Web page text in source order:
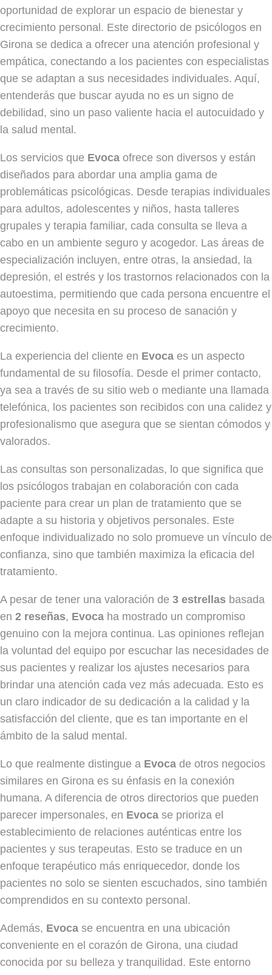
oportunidad de explorar un espacio de bienestar y
crecimiento personal. Este directorio de psicólogos en
Girona se dedica a ofrecer una atención profesional y
empática, conectando a los pacientes con especialistas
que se adaptan a sus necesidades individuales. Aquí,
entenderás que buscar ayuda no es un signo de
debilidad, sino un paso valiente hacia el autocuidado y
la salud mental.
Los servicios que Evoca ofrece son diversos y están
diseñados para abordar una amplia gama de
problemáticas psicológicas. Desde terapias individuales
para adultos, adolescentes y niños, hasta talleres
grupales y terapia familiar, cada consulta se lleva a
cabo en un ambiente seguro y acogedor. Las áreas de
especialización incluyen, entre otras, la ansiedad, la
depresión, el estrés y los trastornos relacionados con la
autoestima, permitiendo que cada persona encuentre el
apoyo que necesita en su proceso de sanación y
crecimiento.
La experiencia del cliente en Evoca es un aspecto
fundamental de su filosofía. Desde el primer contacto,
ya sea a través de su sitio web o mediante una llamada
telefónica, los pacientes son recibidos con una calidez y
profesionalismo que asegura que se sientan cómodos y
valorados.
Las consultas son personalizadas, lo que significa que
los psicólogos trabajan en colaboración con cada
paciente para crear un plan de tratamiento que se
adapte a su historia y objetivos personales. Este
enfoque individualizado no solo promueve un vínculo de
confianza, sino que también maximiza la eficacia del
tratamiento.
A pesar de tener una valoración de 3 estrellas basada
en 2 reseñas, Evoca ha mostrado un compromiso
genuino con la mejora continua. Las opiniones reflejan
la voluntad del equipo por escuchar las necesidades de
sus pacientes y realizar los ajustes necesarios para
brindar una atención cada vez más adecuada. Esto es
un claro indicador de su dedicación a la calidad y la
satisfacción del cliente, que es tan importante en el
ámbito de la salud mental.
Lo que realmente distingue a Evoca de otros negocios
similares en Girona es su énfasis en la conexión
humana. A diferencia de otros directorios que pueden
parecer impersonales, en Evoca se prioriza el
establecimiento de relaciones auténticas entre los
pacientes y sus terapeutas. Esto se traduce en un
enfoque terapéutico más enriquecedor, donde los
pacientes no solo se sienten escuchados, sino también
comprendidos en su contexto personal.
Además, Evoca se encuentra en una ubicación
conveniente en el corazón de Girona, una ciudad
conocida por su belleza y tranquilidad. Este entorno